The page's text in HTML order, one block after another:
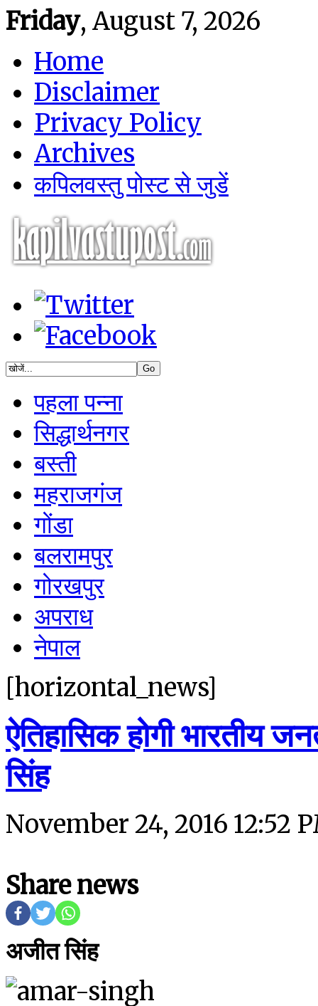
Friday, August 7, 2026
Home
Disclaimer
Privacy Policy
Archives
कपिलवस्तु पोस्ट से जुडें
पहला पन्ना
सिद्धार्थनगर
बस्ती
महराजगंज
गोंडा
बलरामपुर
गोरखपुर
अपराध
नेपाल
[horizontal_news]
ऐतिहासिक होगी भारतीय
सिंह
November 24, 2016 12:52
Share news
अजीत सिंह